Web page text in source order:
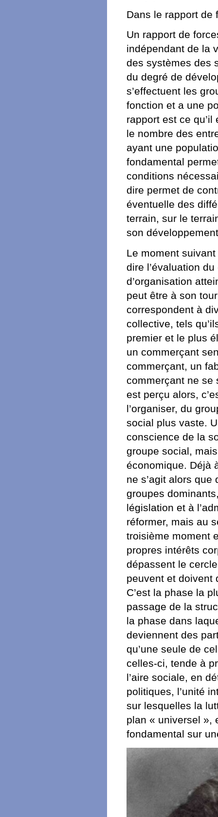
Dans le rapport de
Un rapport de
indépendant de la
des systèmes des
du degré de
s’effectuent les
fonction et a une
rapport est ce
le nombre des
ayant une
fondamental
conditions
dire permet de
éventuelle des
terrain, sur le
son
Le moment
dire l’évaluation
d’organisation
peut être à son
correspondent à
collective, tels
premier et le plus
un commerçant
commerçant, un
commerçant ne se
est perçu alors,
l’organiser, du
social plus vaste.
conscience de la
groupe social,
économique. Déjà
ne s’agit alors
groupes
législation et à
réformer, mais au
troisième moment
propres intérêts
dépassent le
peuvent et doivent
C’est la phase la
passage de la
la phase dans
deviennent des
qu’une seule de
celles-ci, tende à
l’aire sociale, en
politiques, l’unité
sur lesquelles la
plan « universel »,
fondamental sur